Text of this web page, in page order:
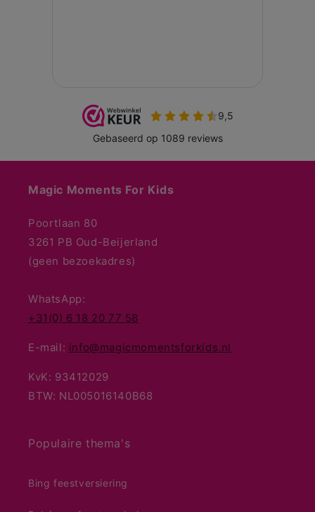
Magic Moments For Kids
Poortlaan 80
3261 PB Oud-Beijerland
(geen bezoekadres)
WhatsApp:
+31(0) 6 18 20 77 58
E-mail: info@magicmomentsforkids.nl
KvK: 93412029
BTW: NL005016140B68
Populaire thema's
Bing feestversiering